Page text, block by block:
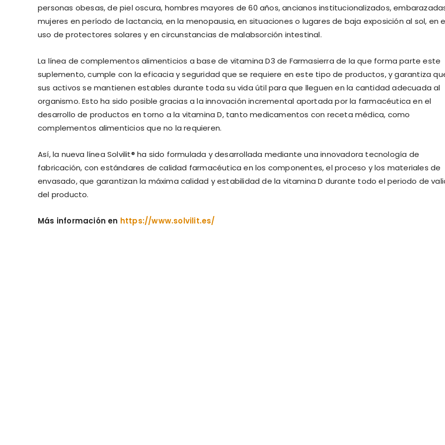
personas obesas, de piel oscura, hombres mayores de 60 años, ancianos institucionalizados,
mujeres en período de lactancia, en la menopausia, en situaciones o lugares de baja exposición al sol, en
uso de protectores solares y en circunstancias de malabsorción intestinal.
La línea de complementos alimenticios a base de vitamina D3 de Farmasierra de la que forma parte este
suplemento, cumple con la eficacia y seguridad que se requiere en este tipo de productos, y garantiza
sus activos se mantienen estables durante toda su vida útil para que lleguen en la cantidad adecuada al
organismo. Esto ha sido posible gracias a la innovación incremental aportada por la farmacéutica en el
desarrollo de productos en torno a la vitamina D, tanto medicamentos con receta médica, como
complementos alimenticios que no la requieren.
Así, la nueva línea Solvilit® ha sido formulada y desarrollada mediante una innovadora tecnología de
fabricación, con estándares de calidad farmacéutica en los componentes, el proceso y los materiales de
envasado, que garantizan la máxima calidad y estabilidad de la vitamina D durante todo el periodo de
del producto.
Más información en https://www.solvilit.es/